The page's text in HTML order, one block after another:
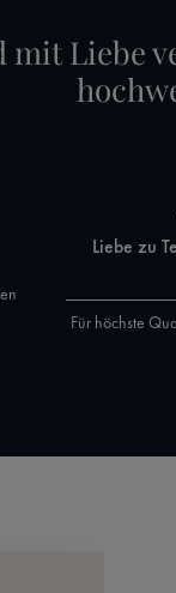
mit Liebe
Liebe zu
Für höchste